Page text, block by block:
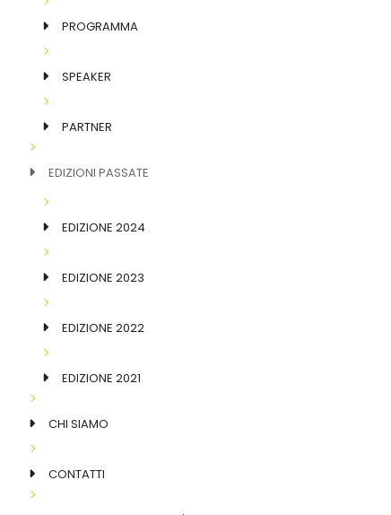
PROGRAMMA
SPEAKER
PARTNER
EDIZIONI PASSATE
EDIZIONE 2024
EDIZIONE 2023
EDIZIONE 2022
EDIZIONE 2021
CHI SIAMO
CONTATTI